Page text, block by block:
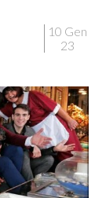
10 Gen
23